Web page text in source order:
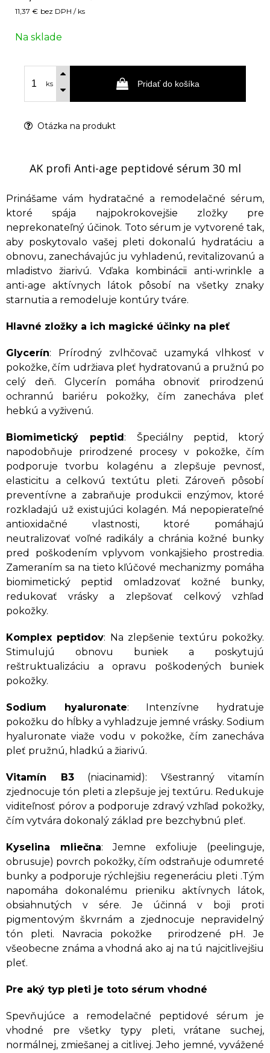
11,37 € bez DPH / ks
Na sklade
ks Pridať do košíka
Otázka na produkt
AK profi Anti-age peptidové sérum 30 ml
Prinášame vám hydratačné a remodelačné sérum,
ktoré spája najpokrokovejšie zložky pre
neprekonateľný účinok. Toto sérum je vytvorené tak,
aby poskytovalo vašej pleti dokonalú hydratáciu a
obnovu, zanechávajúc ju vyhladenú, revitalizovanú a
mladistvo žiarivú. Vďaka kombinácii anti-wrinkle a
anti-age aktívnych látok pôsobí na všetky znaky
starnutia a remodeluje kontúry tváre.
Hlavné zložky a ich magické účinky na pleť
Glycerín: Prírodný zvlhčovač uzamyká vlhkosť v
pokožke, čím udržiava pleť hydratovanú a pružnú po
celý deň. Glycerín pomáha obnoviť prirodzenú
ochrannú bariéru pokožky, čím zanecháva pleť
hebkú a vyživenú.
Biomimetický peptid: Špeciálny peptid, ktorý
napodobňuje prirodzené procesy v pokožke, čím
podporuje tvorbu kolagénu a zlepšuje pevnosť,
elasticitu a celkovú textútu pleti. Zároveň pôsobí
preventívne a zabraňuje produkcii enzýmov, ktoré
rozkladajú už existujúci kolagén. Má nepopierateľné
antioxidačné vlastnosti, ktoré pomáhajú
neutralizovať voľné radikály a chránia kožné bunky
pred poškodením vplyvom vonkajšieho prostredia.
Zameraním sa na tieto kľúčové mechanizmy pomáha
biomimetický peptid omladzovať kožné bunky,
redukovať vrásky a zlepšovať celkový vzhľad
pokožky.
Komplex peptidov: Na zlepšenie textúru pokožky.
Stimulujú obnovu buniek a poskytujú
reštruktualizáciu a opravu poškodených buniek
pokožky.
Sodium hyaluronate: Intenzívne hydratuje
pokožku do hĺbky a vyhladzuje jemné vrásky. Sodium
hyaluronate viaže vodu v pokožke, čím zanecháva
pleť pružnú, hladkú a žiarivú.
Vitamín B3(niacinamid): Všestranný vitamín
zjednocuje tón pleti a zlepšuje jej textúru. Redukuje
viditeľnosť pórov a podporuje zdravý vzhľad pokožky,
čím vytvára dokonalý základ pre bezchybnú pleť.
Kyselina mliečna: Jemne exfoliuje (peelinguje,
obrusuje) povrch pokožky, čím odstraňuje odumreté
bunky a podporuje rýchlejšiu regeneráciu pleti .Tým
napomáha dokonalému prieniku aktívnych látok,
obsiahnutých v sére. Je účinná v boji proti
pigmentovým škvrnám a zjednocuje nepravidelný
tón pleti. Navracia pokožke prirodzené pH. Je
všeobecne známa a vhodná ako aj na tú najcitlivejšiu
pleť.
Pre aký typ pleti je toto sérum vhodné
Spevňujúce a remodelačné peptidové sérum je
vhodné pre všetky typy pleti, vrátane suchej,
normálnej, zmiešanej a citlivej. Jeho jemné, vyvážené